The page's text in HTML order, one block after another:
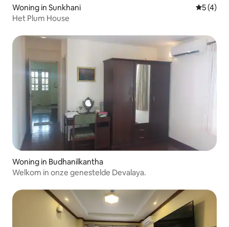
Woning in Sunkhani
5 (4)
Het Plum House
Woning in Budhanilkantha
Welkom in onze genestelde Devalaya.